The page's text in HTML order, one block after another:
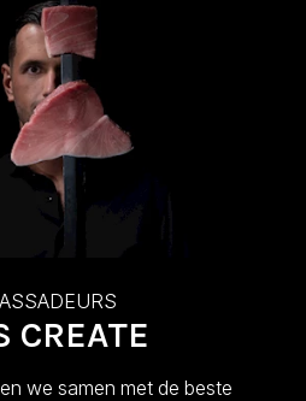
CREATE
we samen met de beste